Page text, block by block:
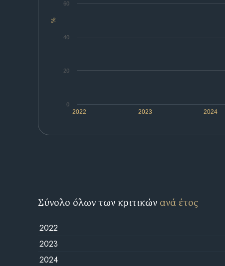
%
2022 2023 2024
0
20
40
60
Σύνολο όλων των κριτικών ανά έτος
2022
2023
2024